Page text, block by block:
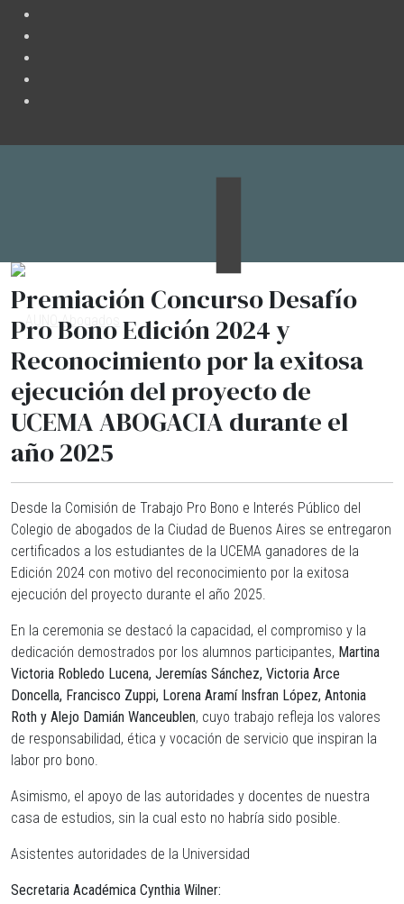
Premiación Concurso Desafío
Pro Bono Edición 2024 y
Reconocimiento por la exitosa
ejecución del proyecto de
UCEMA ABOGACIA durante el
año 2025
Desde la Comisión de Trabajo Pro Bono e Interés Público del
Colegio de abogados de la Ciudad de Buenos Aires se entregaron
certificados a los estudiantes de la UCEMA ganadores de la
Edición 2024 con motivo del reconocimiento por la exitosa
ejecución del proyecto durante el año 2025.
En la ceremonia se destacó la capacidad, el compromiso y la
dedicación demostrados por los alumnos participantes, Martina
Victoria Robledo Lucena, Jeremías Sánchez, Victoria Arce
Doncella, Francisco Zuppi, Lorena Aramí Insfran López, Antonia
Roth y Alejo Damián Wanceublen, cuyo trabajo refleja los valores
de responsabilidad, ética y vocación de servicio que inspiran la
labor pro bono.
Asimismo, el apoyo de las autoridades y docentes de nuestra
casa de estudios, sin la cual esto no habría sido posible.
Asistentes autoridades de la Universidad
Secretaria Académica Cynthia Wilner: